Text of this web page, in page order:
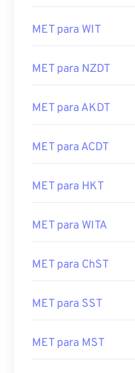
MET para WIT
MET para NZDT
MET para AKDT
MET para ACDT
MET para HKT
MET para WITA
MET para ChST
MET para SST
MET para MST